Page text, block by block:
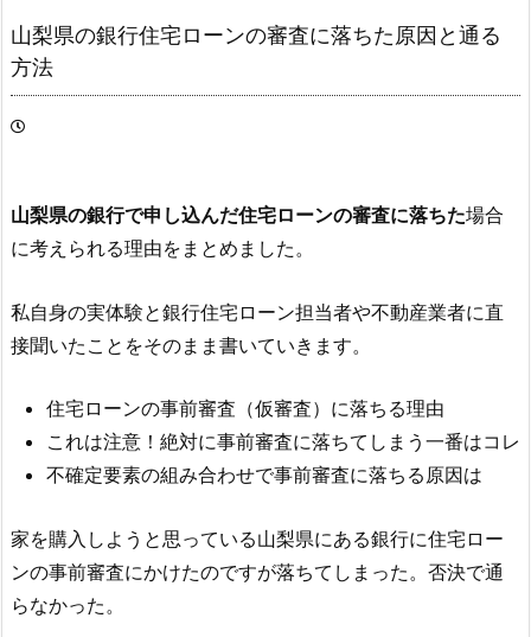
山梨県の銀行住宅ローンの審査に落ちた原因と通る
方法
山梨県の銀行で申し込んだ住宅ローンの審査に落ちた場合
に考えられる理由をまとめました。
私自身の実体験と銀行住宅ローン担当者や不動産業者に直
接聞いたことをそのまま書いていきます。
住宅ローンの事前審査（仮審査）に落ちる理由
これは注意！絶対に事前審査に落ちてしまう一番はコレ
不確定要素の組み合わせで事前審査に落ちる原因は
家を購入しようと思っている山梨県にある銀行に住宅ロー
ンの事前審査にかけたのですが落ちてしまった。否決で通
らなかった。